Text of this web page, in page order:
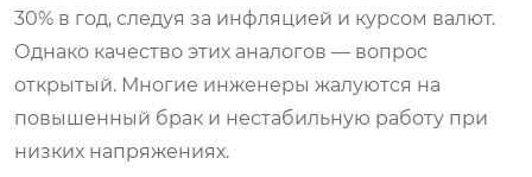
30% в год, следуя за инфляцией и курсом валют.
Однако качество этих аналогов — вопрос
открытый. Многие инженеры жалуются на
повышенный брак и нестабильную работу при
низких напряжениях.